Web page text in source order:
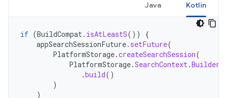
Kotlin
Java
if (BuildCompat. isAtLeastS())
{
appSearchSessionFuture. setFuture(
PlatformStorage.createSearchSession(
PlatformStorage.SearchContext.Builder
.build()
)
)